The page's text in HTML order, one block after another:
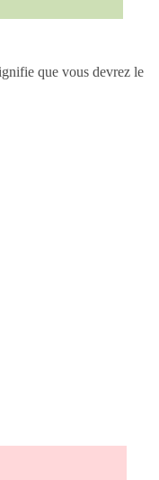
que vous devrez le